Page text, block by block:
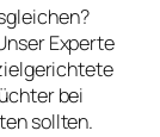
Experte
bei
sollten.